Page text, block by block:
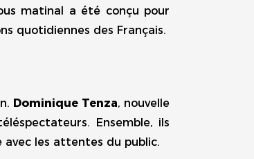
matinal a été conçu pour
quotidiennes des Français.
Dominique Tenza, nouvelle
Ensemble, ils
les attentes du public.